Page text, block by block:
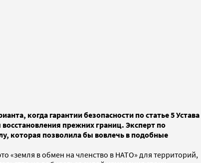
когда гарантии безопасности по статье 5 Устава
прежних границ. Эксперт по
которая позволила бы вовлечь в подобные
«земля в обмен на членство в НАТО» для территорий,